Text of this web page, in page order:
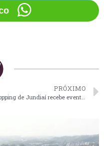
PRÓXIMO
Shopping de Jundiaí recebe evento gratuíto “Villa Místika” neste final de semana